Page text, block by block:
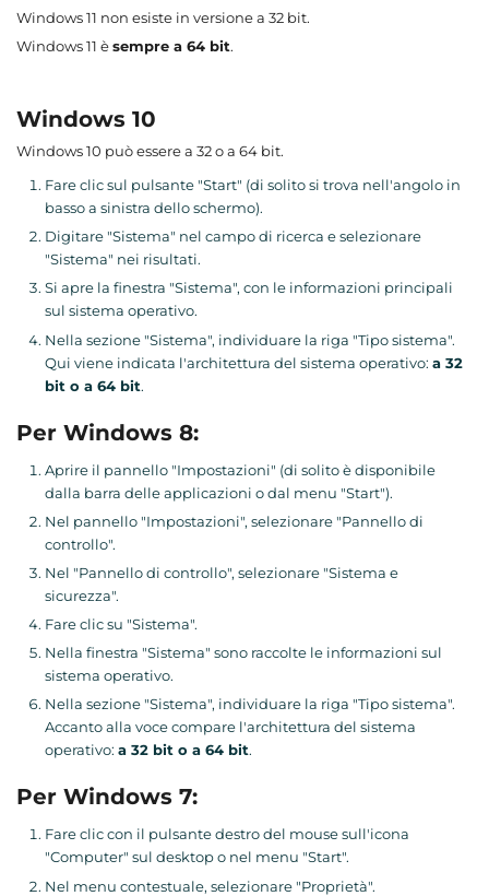
Windows 11 non esiste in versione a 32 bit.
Windows 11 èsempre a 64 bit.
Windows 10
Windows 10 può essere a 32 o a 64 bit.
Fare clic sul pulsante "Start" (di solito si trova nell'angolo in
basso a sinistra dello schermo).
Digitare "Sistema" nel campo di ricerca e selezionare
"Sistema" nei risultati.
Si apre la finestra "Sistema", con le informazioni principali
sul sistema operativo.
Nella sezione "Sistema", individuare la riga "Tipo sistema".
Qui viene indicata l'architettura del sistema operativo: a 32
bit o a 64 bit.
Per Windows 8:
Aprire il pannello "Impostazioni" (di solito è disponibile
dalla barra delle applicazioni o dal menu "Start").
Nel pannello "Impostazioni", selezionare "Pannello di
controllo".
Nel "Pannello di controllo", selezionare "Sistema e
sicurezza".
Fare clic su "Sistema".
Nella finestra "Sistema" sono raccolte le informazioni sul
sistema operativo.
Nella sezione "Sistema", individuare la riga "Tipo sistema".
Accanto alla voce compare l'architettura del sistema
operativo: a 32 bit o a 64 bit.
Per Windows 7:
Fare clic con il pulsante destro del mouse sull'icona
"Computer" sul desktop o nel menu "Start".
Nel menu contestuale, selezionare "Proprietà".